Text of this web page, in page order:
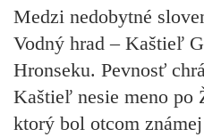
Medzi nedobytné
Vodný hrad – Kaštieľ
Hronseku. Pevnosť
Kaštieľ nesie meno po
ktorý bol otcom